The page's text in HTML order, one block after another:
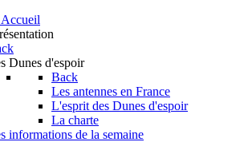
Accueil
Dunes d'espoir
Back
Les antennes en France
L'esprit des Dunes d'espoir
La charte
informations de la semaine